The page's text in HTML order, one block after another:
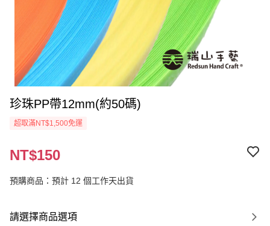
珍珠PP帶12mm(約50碼)
超取滿NT$1,500免運
NT$150
預購商品：預計 12 個工作天出貨
請選擇商品選項